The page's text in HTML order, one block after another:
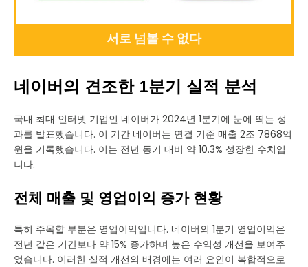
서로 넘볼 수 없다
네이버의 견조한 1분기 실적 분석
국내 최대 인터넷 기업인 네이버가 2024년 1분기에 눈에 띄는 성
과를 발표했습니다. 이 기간 네이버는 연결 기준 매출 2조 7868억
원을 기록했습니다. 이는 전년 동기 대비 약 10.3% 성장한 수치입
니다.
전체 매출 및 영업이익 증가 현황
특히 주목할 부분은 영업이익입니다. 네이버의 1분기 영업이익은
전년 같은 기간보다 약 15% 증가하며 높은 수익성 개선을 보여주
었습니다. 이러한 실적 개선의 배경에는 여러 요인이 복합적으로